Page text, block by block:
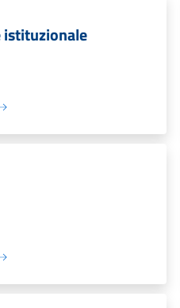
istituzionale